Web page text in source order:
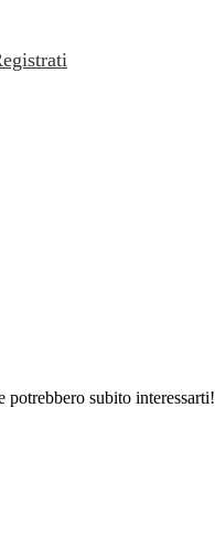
subito interessarti!